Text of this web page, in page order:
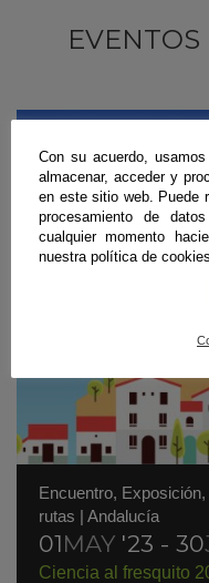
Encuentro, Exposición,
rutas | Andalucía
01MAY '23 - 30
Ciencia al fresquito
Con su acuerdo,
almacenar, acceder y
en este sitio web. Puede
procesamiento de
cualquier momento
nuestra política de cookies.